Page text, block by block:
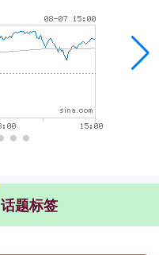
话题标签